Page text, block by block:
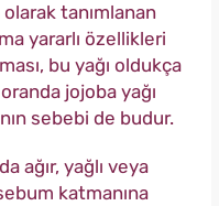
olarak tanımlanan
yararlı özellikleri
bu yağı oldukça
jojoba yağı
sebebi de budur.
ağır, yağlı veya
katmanına